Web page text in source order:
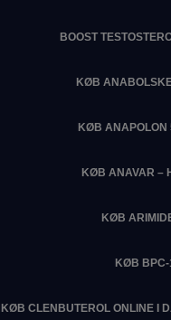
BOOST
KØB ANABOLSKE
KØB ANAPOLON
KØB ANAVAR –
KØB
KØB BPC-
KØB CLENBUTEROL ONLINE I